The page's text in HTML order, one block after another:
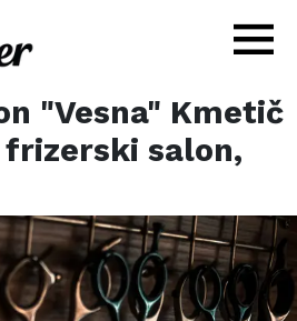
"Vesna" Kmetič
salon,